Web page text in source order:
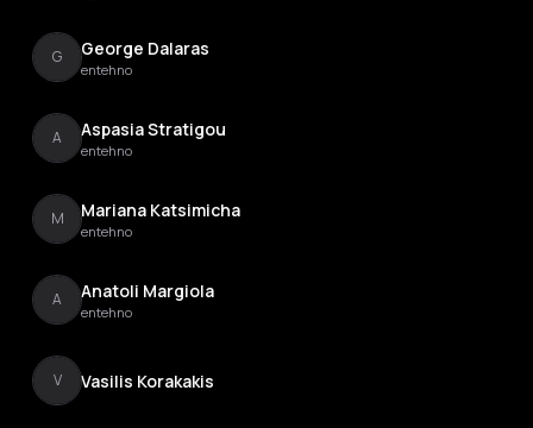
G George Dalaras
entehno
A Aspasia Stratigou
entehno
M Mariana Katsimicha
entehno
A Anatoli Margiola
entehno
V Vasilis Korakakis